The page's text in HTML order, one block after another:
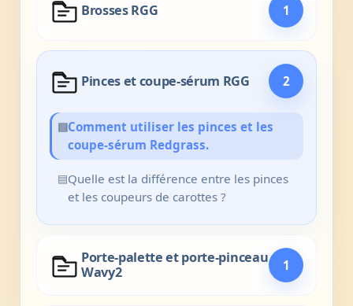
Brosses RGG 1
Pinces et coupe-sérum RGG 2
▤Comment utiliser les pinces et les
coupe-sérum Redgrass.
▤Quelle est la différence entre les pinces
et les coupeurs de carottes ?
Porte-palette et porte-pinceau
Wavy2
1